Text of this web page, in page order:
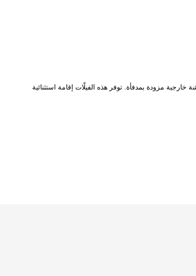
فناء مركزي ساحر ومسبح، وتضم غرفة معيشة خارجية مزودة بمدفأة. توفر هذه الفيلّات إقامة استثنائية